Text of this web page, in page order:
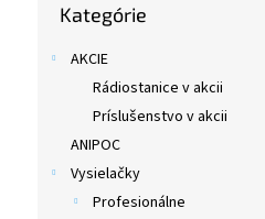
kategórie
Kategórie
AKCIE
Rádiostanice v akcii
Príslušenstvo v akcii
ANIPOC
Vysielačky
Profesionálne